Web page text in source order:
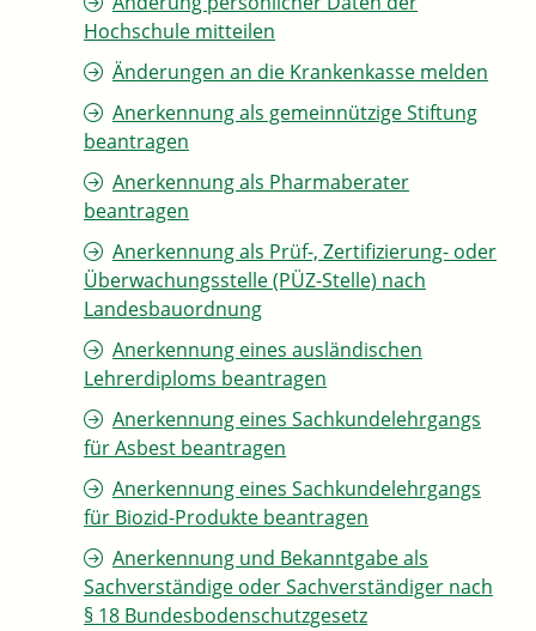
Hochschule mitteilen
Änderungen an die Krankenkasse melden
Anerkennung als gemeinnützige Stiftung
beantragen
Anerkennung als Pharmaberater
beantragen
Anerkennung als Prüf-, Zertifizierung- oder
Überwachungsstelle (PÜZ-Stelle) nach
Landesbauordnung
Anerkennung eines ausländischen
Lehrerdiploms beantragen
Anerkennung eines Sachkundelehrgangs
für Asbest beantragen
Anerkennung eines Sachkundelehrgangs
für Biozid-Produkte beantragen
Anerkennung und Bekanntgabe als
Sachverständige oder Sachverständiger nach
§ 18 Bundesbodenschutzgesetz